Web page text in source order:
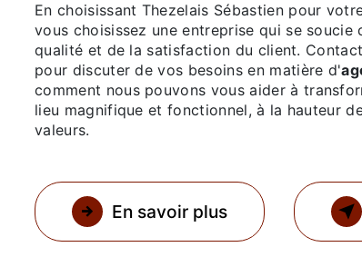
En choisissant Thezelais Sébastien pour
vous choisissez une entreprise qui se soucie
qualité et de la satisfaction du client.
pour discuter de vos besoins en matière d'
comment nous pouvons vous aider à
lieu magnifique et fonctionnel, à la hauteur
valeurs.
En savoir plus